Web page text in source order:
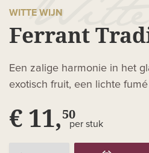
WITTE WIJN
Ferrant
Een zalige harmonie in het
exotisch fruit, een lichte
€ 11,50
per stuk